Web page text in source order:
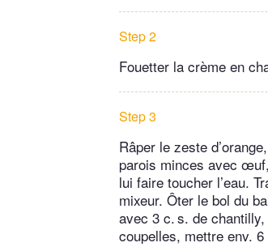
Step 2
Fouetter la crème en
Step 3
Râper le zeste
parois minces avec
lui faire toucher l’eau.
mixeur. Ôter le bol du
avec 3 c. s. de
coupelles, mettre env.